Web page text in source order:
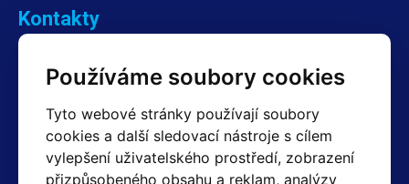
Používáme soubory cookies
Tyto webové stránky používají soubory
cookies a další sledovací nástroje s cílem
vylepšení uživatelského prostředí, zobrazení
přizpůsobeného obsahu a reklam, analýzy
Kontakty
+420 603 357 606 +420 605 234 204
Fakturační a expediční oddělení
+420 605 259 759 (Po–Pá: 7:30 – 15:00)